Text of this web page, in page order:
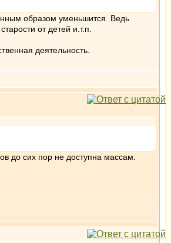
образом уменьшится. Ведь
от детей и.т.п.
деятельность.
до сих пор не доступна массам.